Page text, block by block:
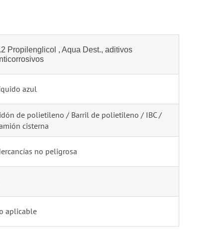
Propilenglicol , Aqua Dest., aditivos
azul
de polietileno / Barril de polietileno / IBC /
cisterna
no peligrosa
aplicable